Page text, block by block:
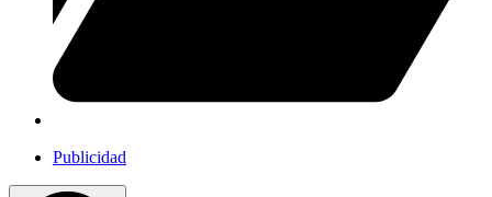
Publicidad